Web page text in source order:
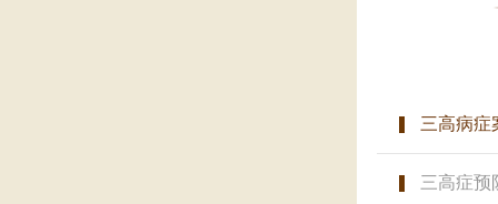
三高病症
三高症预